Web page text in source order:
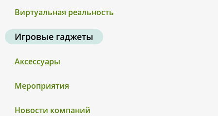
Виртуальная реальность
Игровые гаджеты
Аксессуары
Мероприятия
Новости компаний